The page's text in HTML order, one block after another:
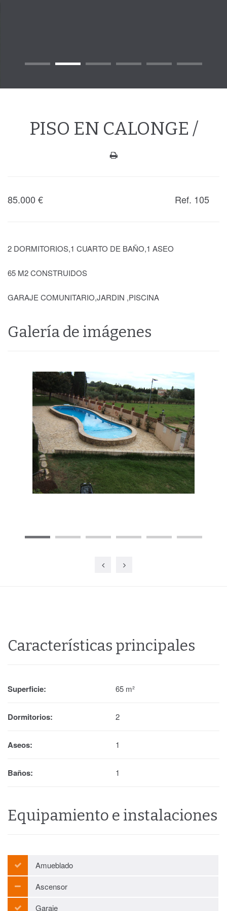
PISO EN CALONGE /
85.000 € Ref. 105
2 DORMITORIOS,1 CUARTO DE BAÑO,1 ASEO
65 M2 CONSTRUIDOS
GARAJE COMUNITARIO,JARDIN ,PISCINA
Galería de imágenes
Características principales
Superficie: 65 m²
Dormitorios: 2
Aseos: 1
Baños: 1
Equipamiento e instalaciones
Amueblado
Ascensor
Garaje